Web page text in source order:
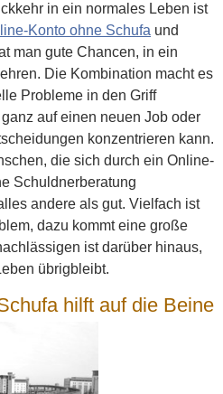
in ein normales Leben ist
Konto ohne Schufa und
man gute Chancen, in ein
Die Kombination macht es
Probleme in den Griff
auf einen neuen Job oder
konzentrieren kann.
die sich durch ein Online-
Schuldnerberatung
andere als gut. Vielfach ist
dazu kommt eine große
ist darüber hinaus,
übrigbleibt.
hilft auf die Beine